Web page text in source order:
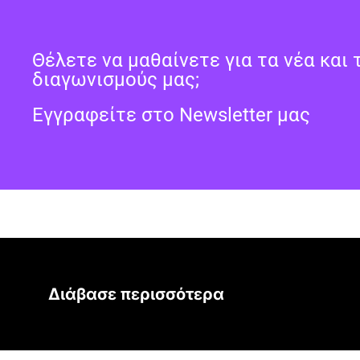
Θέλετε να μαθαίνετε για τα νέα και
διαγωνισμούς μας;
Εγγραφείτε στο Newsletter μας
Διάβασε περισσότερα